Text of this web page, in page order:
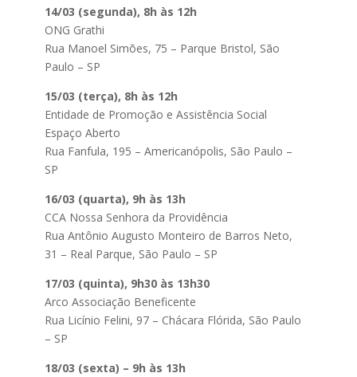
14/03 (segunda), 8h às 12h
ONG Grathi
Rua Manoel Simões, 75 – Parque Bristol, São
Paulo – SP
15/03 (terça), 8h às 12h
Entidade de Promoção e Assistência Social
Espaço Aberto
Rua Fanfula, 195 – Americanópolis, São Paulo –
SP
16/03 (quarta), 9h às 13h
CCA Nossa Senhora da Providência
Rua Antônio Augusto Monteiro de Barros Neto,
31 – Real Parque, São Paulo – SP
17/03 (quinta), 9h30 às 13h30
Arco Associação Beneficente
Rua Licínio Felini, 97 – Chácara Flórida, São Paulo
– SP
18/03 (sexta) – 9h às 13h